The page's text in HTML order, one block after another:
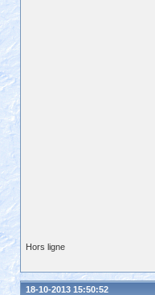
Hors ligne
18-10-2013 15:50:52